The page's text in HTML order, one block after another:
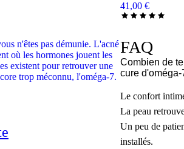
n'êtes pas démunie. L'acné
où les hormones jouent les
existent pour retrouver une
trop méconnu, l'oméga-7.
41,00 €
FAQ
Combien de
cure d'oméga-
Le confort
La peau
Un peu de
installés.